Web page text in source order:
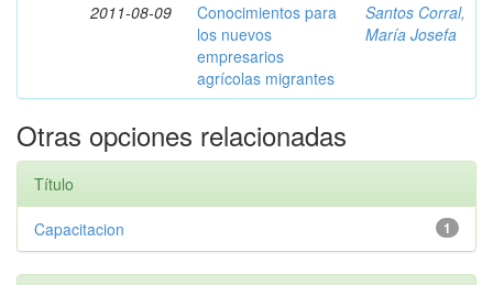
2011-08-09
Conocimientos para
los nuevos
empresarios
agrícolas migrantes
Santos Corral,
María Josefa
Otras opciones relacionadas
Título
1
Capacitacion